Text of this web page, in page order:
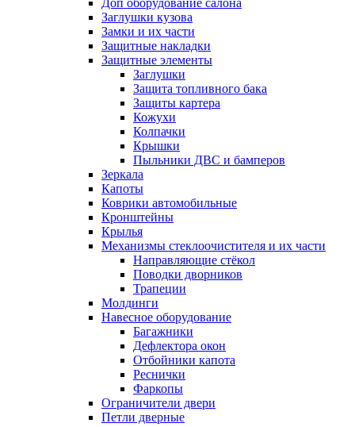
Заглушки кузова
Замки и их части
Защитные накладки
Защитные элементы
Заглушки
Защита топливного бака
Защиты картера
Кожухи
Колпачки
Крышки
Пыльники ДВС и бамперов
Зеркала
Капоты
Коврики автомобильные
Кронштейны
Крылья
Механизмы стеклоочистителя и их части
Направляющие стёкол
Поводки дворников
Трапеции
Молдинги
Навесное оборудование
Багажники
Дефлектора окон
Отбойники капота
Реснички
Фаркопы
Ограничители двери
Петли дверные